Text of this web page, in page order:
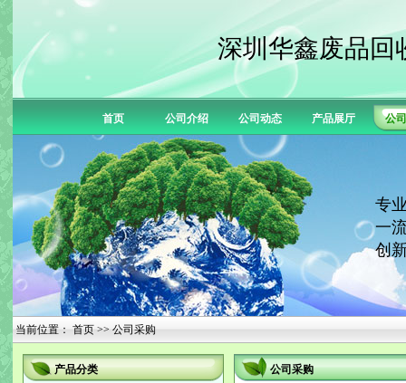
深圳华鑫废品回
首页 公司介绍 公司动态 产品展厅 公
专
一
创
当前位置： 首页 >> 公司采购
产品分类 公司采购